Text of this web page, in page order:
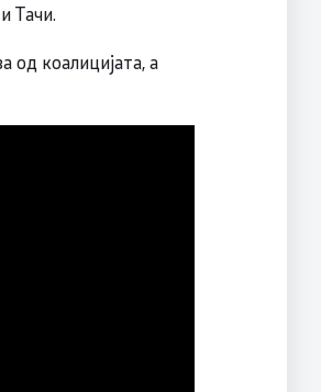
Тачи.
од коалицијата, а